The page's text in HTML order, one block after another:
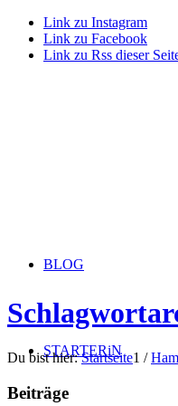
Link zu Instagram
Link zu Facebook
Link zu Rss dieser
BLOG
STARTERiN
Du bist hier: Startseite1 /
Beiträge